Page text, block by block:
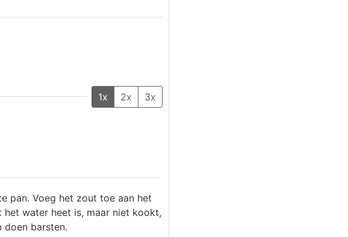
1x 2x
3x
pan. Voeg het zout toe aan het
water heet is, maar niet kookt,
doen barsten.